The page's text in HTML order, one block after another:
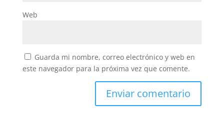
Web
Guarda mi nombre, correo electrónico y web en
este navegador para la próxima vez que comente.